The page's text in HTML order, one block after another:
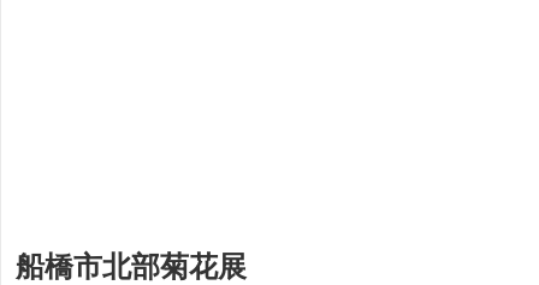
船橋市北部菊花展